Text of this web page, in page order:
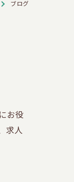
ブログ
お役
求人